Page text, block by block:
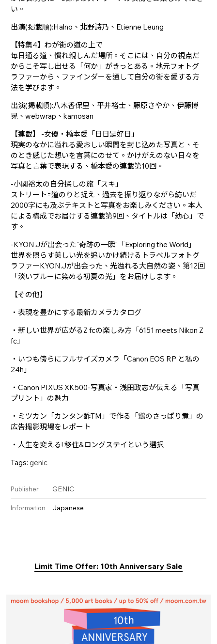
い。
出演(掲載順):Halno、北野詩乃、Etienne Leung
【特集4】わが街の道の上で
毎日通る道、慣れ親しんだ場所。そこには、自分の視点だ
からこそ写し出せる「何か」がきっとある。地元フォトグ
ラファーから、ファインダーを通して自分の街を愛する方
法を学びます。
出演(掲載順):八木香保里、平井裕士、藤原さやか、伊藤博
晃、webwrap、kamosan
【連載】 -女優・橋本愛「日日是好日」
現実のなかに溢れる愛おしい瞬間を封じ込めた写真と、そ
のとき感じた想いを言葉にのせて。かけがえのない日々を
写真と言葉で表現する、橋本愛の連載第10回。
-小関裕太の自分探しの旅「スキ」
ストリート=道のりと捉え、過去を振り返りながら紡いだ
2000字にも及ぶテキストと写真をお楽しみください。本人
による構成でお届けする連載第9回、タイトルは「幼心」で
す。
-KYON.Jが出会った“奇跡の一瞬"「Exploring the World」
世界を照らす美しい光を追いかけ続けるトラベルフォトグ
ラファーKYON.Jが出会った、光溢れる大自然の姿、第12回
「淡いブルーに染める初夏の光」をお届けします。
【その他】
・表現を豊かにする最新カメラカタログ
・新しい世界が広がるZ fcの楽しみ方「6151 meets Nikon Z
fc」
・いつも傍らにフルサイズカメラ「Canon EOS RP と私の
24h」
・Canon PIXUS XK500-写真家・浅田政志が伝える「写真
プリント」の魅力
・ミツカン「カンタン酢TM」で作る「鶏のさっぱり煮」の
広告撮影現場をレポート
・人生を変える! 移住&ロングステイという選択
Tags: genic
Publisher GENIC
Information Japanese
Limit Time Offer: 10th Anniversary Sale